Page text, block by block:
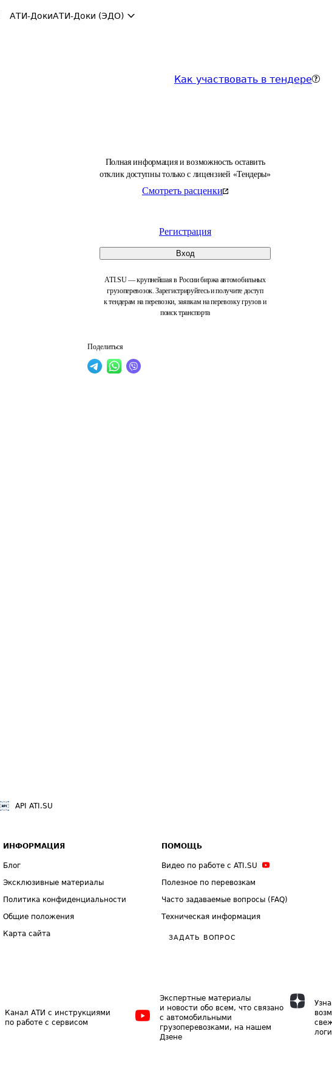
АТИ-ДокиАТИ-Доки (ЭДО)
Как участвовать в тендере
Полная информация и возможность оставить
отклик доступны только с лицензией «Тендеры»
Смотреть расценки
Регистрация
Вход
ATI.SU — крупнейшая в России биржа автомобильных
грузоперевозок. Зарегистрируйтесь и получите доступ
к тендерам на перевозки, заявкам на перевозку грузов и
поиск транспорта
Поделиться
API ATI.SU
ИНФОРМАЦИЯ
Блог
Эксклюзивные материалы
Политика конфиденциальности
Общие положения
Карта сайта
ПОМОЩЬ
Видео по работе с ATI.SU
Полезное по перевозкам
Часто задаваемые вопросы (FAQ)
Техническая информация
ЗАДАТЬ ВОПРОС
Канал АТИ с инструкциями
по работе с сервисом
Экспертные материалы
и новости обо всем, что связано
с автомобильными
грузоперевозками, на нашем
Дзене